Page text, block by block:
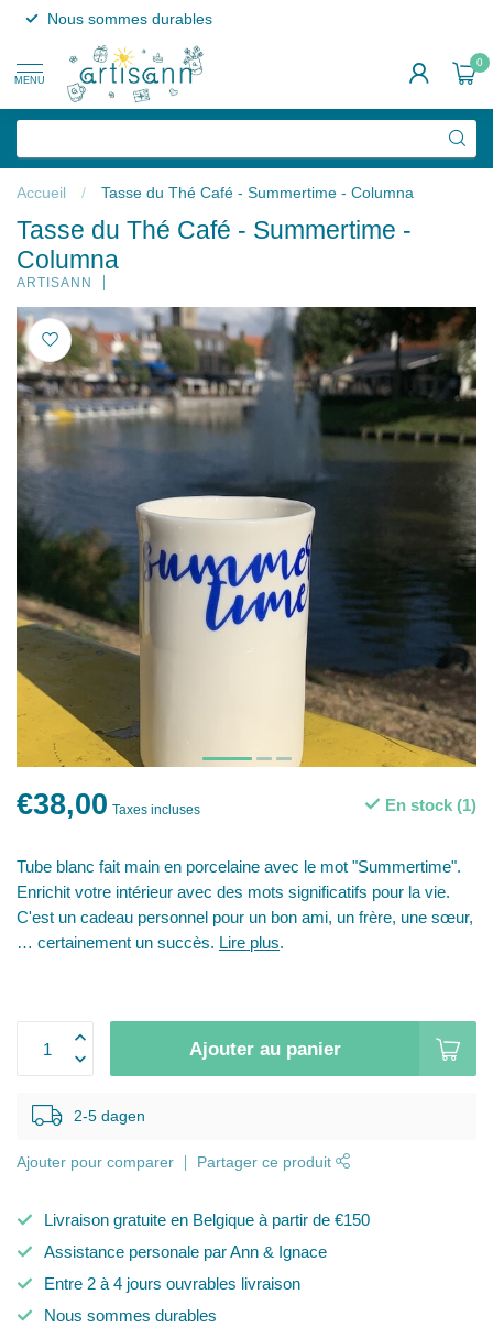
Nous sommes durables
MENU
0
Accueil / Tasse du Thé Café - Summertime - Columna
Tasse du Thé Café - Summertime -
Columna
ARTISANN
€38,00 Taxes incluses En stock (1)
Tube blanc fait main en porcelaine avec le mot "Summertime".
Enrichit votre intérieur avec des mots significatifs pour la vie.
C'est un cadeau personnel pour un bon ami, un frère, une sœur,
… certainement un succès. Lire plus.
Ajouter au panier
2-5 dagen
Ajouter pour comparer Partager ce produit
Livraison gratuite en Belgique à partir de €150
Assistance personale par Ann & Ignace
Entre 2 à 4 jours ouvrables livraison
Nous sommes durables